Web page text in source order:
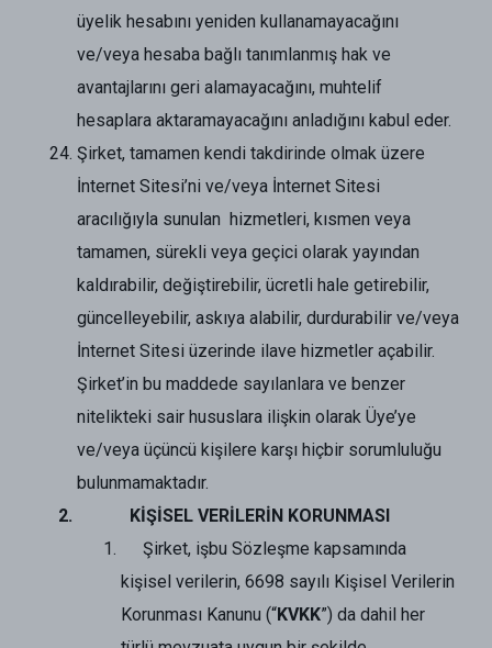
üyelik hesabını yeniden kullanamayacağını
ve/veya hesaba bağlı tanımlanmış hak ve
avantajlarını geri alamayacağını, muhtelif
hesaplara aktaramayacağını anladığını kabul eder.
Şirket, tamamen kendi takdirinde olmak üzere
İnternet Sitesi’ni ve/veya İnternet Sitesi
aracılığıyla sunulan hizmetleri, kısmen veya
tamamen, sürekli veya geçici olarak yayından
kaldırabilir, değiştirebilir, ücretli hale getirebilir,
güncelleyebilir, askıya alabilir, durdurabilir ve/veya
İnternet Sitesi üzerinde ilave hizmetler açabilir.
Şirket’in bu maddede sayılanlara ve benzer
nitelikteki sair hususlara ilişkin olarak Üye’ye
ve/veya üçüncü kişilere karşı hiçbir sorumluluğu
bulunmamaktadır.
KİŞİSEL VERİLERİN KORUNMASI
Şirket, işbu Sözleşme kapsamında
kişisel verilerin, 6698 sayılı Kişisel Verilerin
Korunması Kanunu (“KVKK”) da dahil her